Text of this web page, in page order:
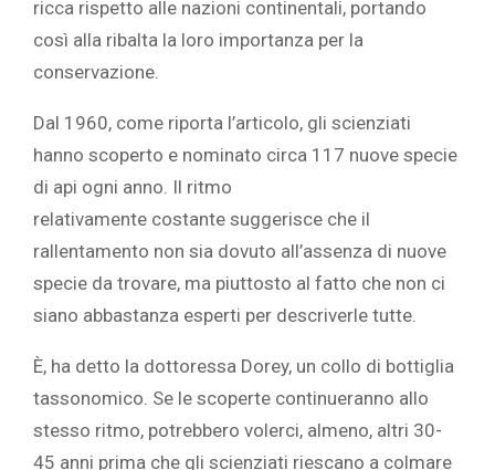
ricca rispetto alle nazioni continentali, portando
così alla ribalta la loro importanza per la
conservazione.
Dal 1960, come riporta l’articolo, gli scienziati
hanno scoperto e nominato circa 117 nuove specie
di api ogni anno. Il ritmo
relativamente costante suggerisce che il
rallentamento non sia dovuto all’assenza di nuove
specie da trovare, ma piuttosto al fatto che non ci
siano abbastanza esperti per descriverle tutte.
È, ha detto la dottoressa Dorey, un collo di bottiglia
tassonomico. Se le scoperte continueranno allo
stesso ritmo, potrebbero volerci, almeno, altri 30-
45 anni prima che gli scienziati riescano a colmare